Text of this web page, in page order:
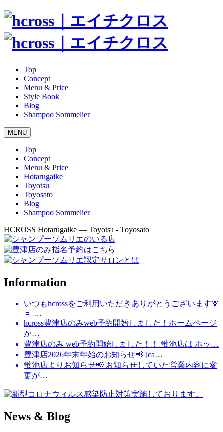
Top
Concept
Menu & Price
Style Book
Blog
Shampoo Sommelier
MENU
Top
Concept
Menu & Price
Hotarugaike
Toyotsu
Toyosato
Blog
Shampoo Sommelier
HCROSS Hotarugaike — Toyotsu - Toyosato
Information
いつもhcrossをご利用いただきありがとうございます🫶
🏻 …
hcross豊津店のみweb予約開始しました！ホームページ
か…
豊津店のみ web予約開始しました！！ 蛍池店は ホッ…
豊津店2026年末年始のお知らせ📢 [ca…
蛍池店よりお知らせ📢 お知らせしていた営業内容に変
更が…
News & Blog